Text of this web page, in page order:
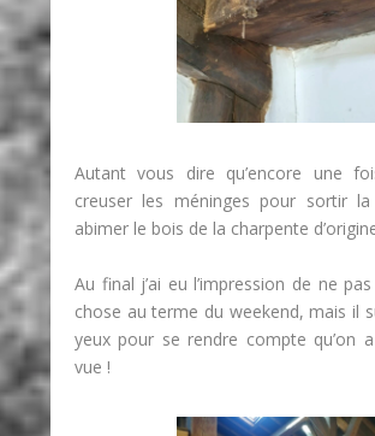
Autant vous dire qu’encore une
creuser les méninges pour sortir la
abimer le bois de la charpente
Au final j’ai eu l’impression de ne
chose au terme du weekend, mais il
yeux pour se rendre compte qu’on
vue !